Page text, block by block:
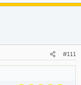
en la boca y vais a
#111